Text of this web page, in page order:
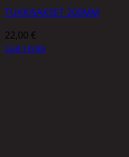
TUKKISAKSET 200MM
22,00 €
Lue Lisää